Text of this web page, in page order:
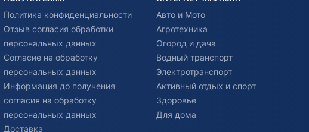
Политика конфиденциальности
Отзыв согласия обработки
персональных данных
Согласие на обработку
персональных данных
Информация до получения
согласия на обработку
персональных данных
Доставка
Авто и Мото
Агротехника
Огород и дача
Водный транспорт
Электротранспорт
Активный отдых и спорт
Здоровье
Для дома